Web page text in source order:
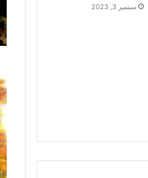
سبتمبر 3, 2023